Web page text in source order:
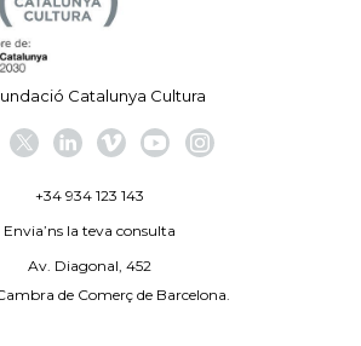
Catalunya Cultura
+34 934 123 143
Envia’ns la teva consulta
Av. Diagonal, 452
de Comerç de Barcelona.